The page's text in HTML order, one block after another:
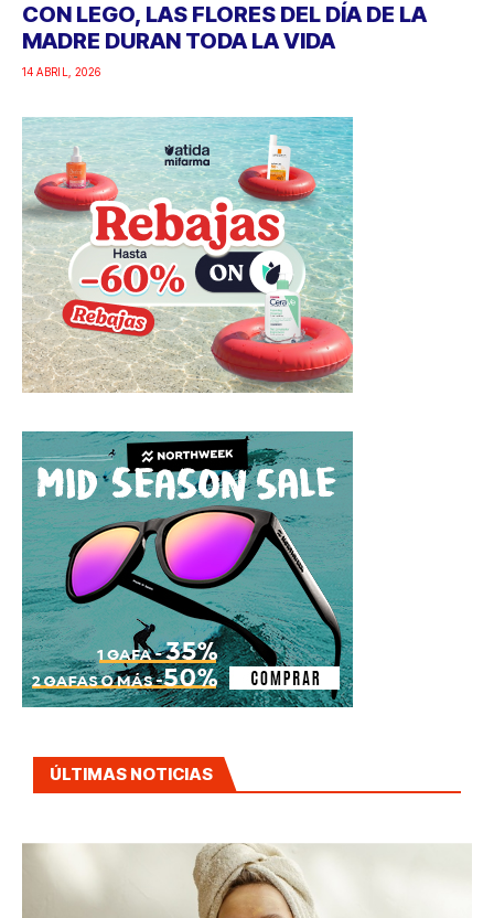
CON LEGO, LAS FLORES DEL DÍA DE LA
MADRE DURAN TODA LA VIDA
14 ABRIL, 2026
ÚLTIMAS NOTICIAS